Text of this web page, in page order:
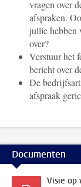
vragen over
afspraken.
jullie hebben
over?
Verstuur het
bericht over
De
afspraak
Documenten
Visie op